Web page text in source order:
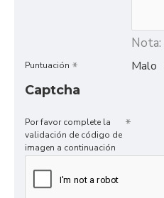
Nota:
Puntuación Malo
Captcha
Por favor complete la
validación de código de
imagen a continuación